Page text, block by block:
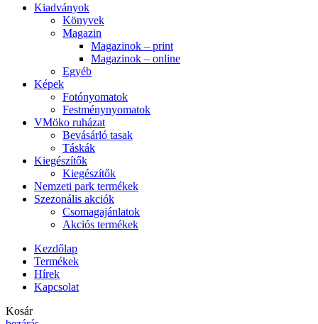
Kiadványok
Könyvek
Magazin
Magazinok – print
Magazinok – online
Egyéb
Képek
Fotónyomatok
Festménynyomatok
VMöko ruházat
Bevásárló tasak
Táskák
Kiegészítők
Kiegészítők
Nemzeti park termékek
Szezonális akciók
Csomagajánlatok
Akciós termékek
Kezdőlap
Termékek
Hírek
Kapcsolat
Kosár